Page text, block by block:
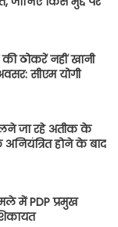
ठोकरें नहीं खानी
सीएम योगी
जा रहे अतीक के
होने के बाद
में PDP प्रमुख